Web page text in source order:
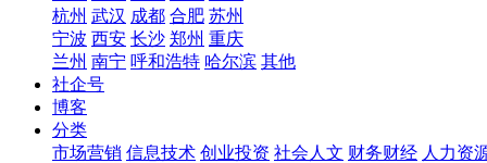
杭州 武汉 成都 合肥 苏州
宁波 西安 长沙 郑州 重庆
兰州 南宁 呼和浩特 哈尔滨 其他
社企号
博客
分类
市场营销 信息技术 创业投资 社会人文 财务财经 人力资